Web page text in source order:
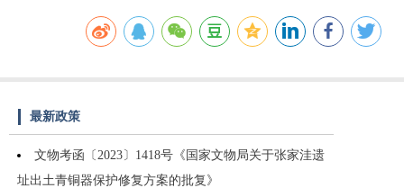
最新政策
文物考函〔2023〕1418号《国家文物局关于张家洼遗
址出土青铜器保护修复方案的批复》